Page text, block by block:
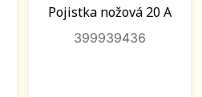
Pojistka nožová 20 A
399939436